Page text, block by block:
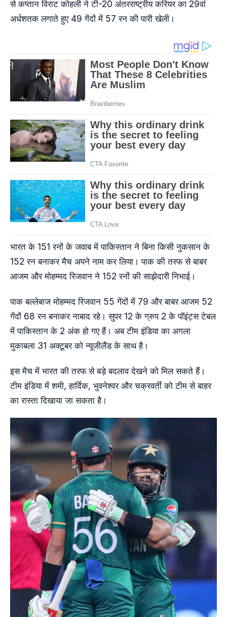
से कप्तान विराट कोहली ने टी-20 अंतरराष्ट्रीय करियर का 29वां
अर्धशतक लगाते हुए 49 गेंदों में 57 रन की पारी खेली।
भारत के 151 रनों के जवाब में पाकिस्तान ने बिना किसी नुकसान के
152 रन बनाकर मैच अपने नाम कर लिया। पाक की तरफ से बाबर
आजम और मोहम्मद रिजवान ने 152 रनों की साझेदारी निभाई।
पाक बल्लेबाज मोहम्मद रिजवान 55 गेंदों में 79 और बाबर आजम 52
गेंदों 68 रन बनाकर नाबाद रहे। सुपर 12 के ग्रुप 2 के पॉइंट्स टेबल
में पाकिस्तान के 2 अंक हो गए हैं। अब टीम इंडिया का अगला
मुकाबला 31 अक्टूबर को न्यूजीलैंड के साथ है।
इस मैच में भारत की तरफ से बड़े बदलाव देखने को मिल सकते हैं।
टीम इंडिया में शमी, हार्दिक, भुवनेश्वर और चक्रवर्ती को टीम से बाहर
का रास्ता दिखाया जा सकता है।